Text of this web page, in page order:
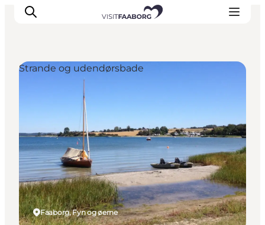
Overnatning
Spisesteder
Oplevelser
Øhop
Outdoor
Det sker
Faaborg, Fyn og øerne
Strande og udendørsbade